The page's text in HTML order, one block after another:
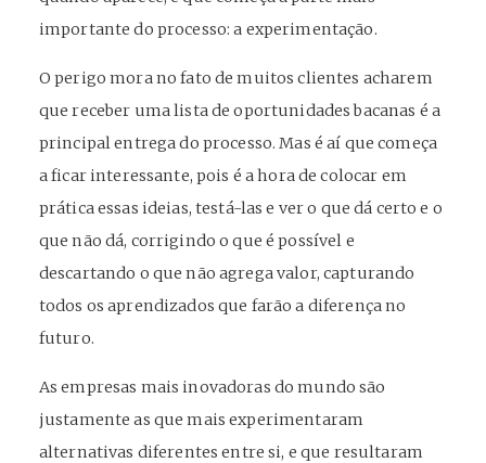
importante do processo: a experimentação.
O perigo mora no fato de muitos clientes acharem
que receber uma lista de oportunidades bacanas é a
principal entrega do processo. Mas é aí que começa
a ficar interessante, pois é a hora de colocar em
prática essas ideias, testá-las e ver o que dá certo e o
que não dá, corrigindo o que é possível e
descartando o que não agrega valor, capturando
todos os aprendizados que farão a diferença no
futuro.
As empresas mais inovadoras do mundo são
justamente as que mais experimentaram
alternativas diferentes entre si, e que resultaram